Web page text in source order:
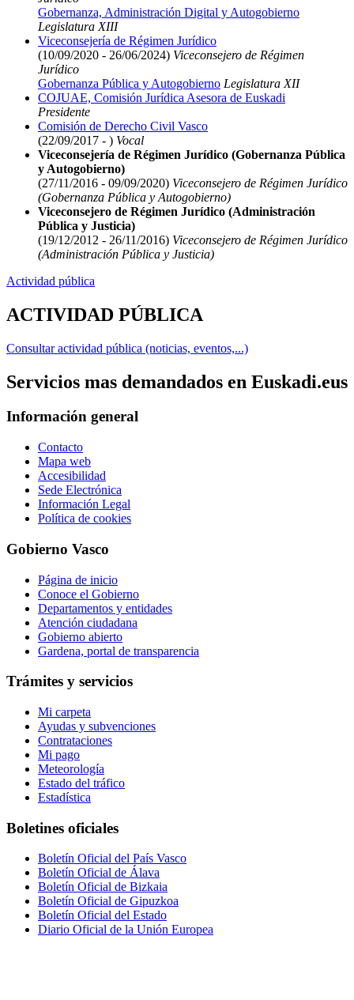
Gobernanza, Administración Digital y Autogobierno
Legislatura XIII
Viceconsejería de Régimen Jurídico
(10/09/2020 - 26/06/2024) Viceconsejero de Régimen
Jurídico
Gobernanza Pública y Autogobierno Legislatura XII
COJUAE, Comisión Jurídica Asesora de Euskadi
Presidente
Comisión de Derecho Civil Vasco
(22/09/2017 - ) Vocal
Viceconsejería de Régimen Jurídico (Gobernanza Pública
y Autogobierno)
(27/11/2016 - 09/09/2020) Viceconsejero de Régimen Jurídico
(Gobernanza Pública y Autogobierno)
Viceconsejero de Régimen Jurídico (Administración
Pública y Justicia)
(19/12/2012 - 26/11/2016) Viceconsejero de Régimen Jurídico
(Administración Pública y Justicia)
Actividad pública
ACTIVIDAD PÚBLICA
Consultar actividad pública (noticias, eventos,...)
Servicios mas demandados en Euskadi.eus
Información general
Contacto
Mapa web
Accesibilidad
Sede Electrónica
Información Legal
Política de cookies
Gobierno Vasco
Página de inicio
Conoce el Gobierno
Departamentos y entidades
Atención ciudadana
Gobierno abierto
Gardena, portal de transparencia
Trámites y servicios
Mi carpeta
Ayudas y subvenciones
Contrataciones
Mi pago
Meteorología
Estado del tráfico
Estadística
Boletines oficiales
Boletín Oficial del País Vasco
Boletín Oficial de Álava
Boletín Oficial de Bizkaia
Boletín Oficial de Gipuzkoa
Boletín Oficial del Estado
Diario Oficial de la Unión Europea